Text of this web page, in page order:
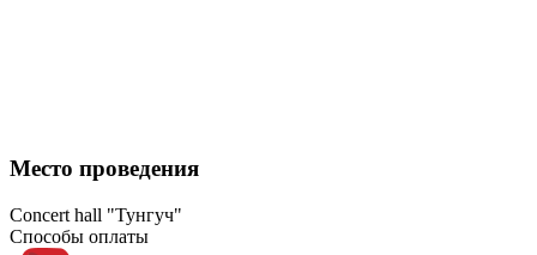
Место проведения
Concert hall "Тунгуч"
Способы оплаты